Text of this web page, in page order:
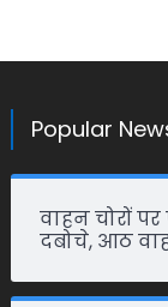
Popular
वाहन चोरों
दबोचे, आठ